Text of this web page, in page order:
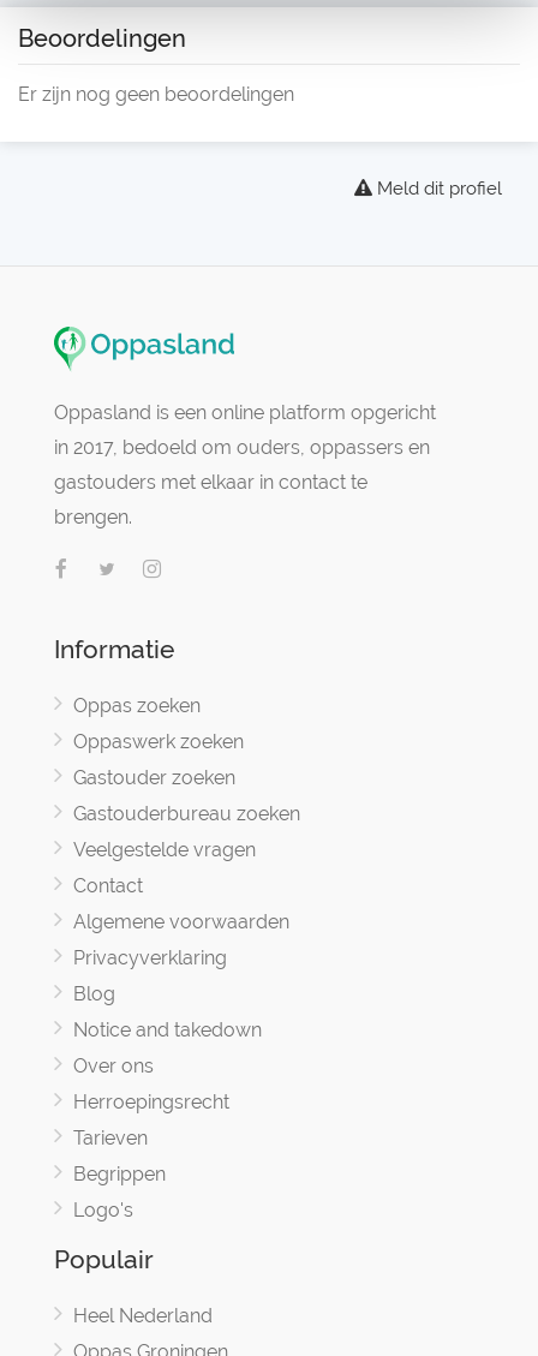
Beoordelingen
Er zijn nog geen beoordelingen
Meld dit profiel
Oppasland is een online platform opgericht
in 2017, bedoeld om ouders, oppassers en
gastouders met elkaar in contact te
brengen.
Informatie
Oppas zoeken
Oppaswerk zoeken
Gastouder zoeken
Gastouderbureau zoeken
Veelgestelde vragen
Contact
Algemene voorwaarden
Privacyverklaring
Blog
Notice and takedown
Over ons
Herroepingsrecht
Tarieven
Begrippen
Logo's
Populair
Heel Nederland